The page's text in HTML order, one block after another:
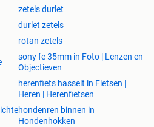
zetels durlet
durlet zetels
rotan zetels
sony fe 35mm in Foto | Lenzen en
Objectieven
herenfiets hasselt in Fietsen |
Heren | Herenfietsen
hondenren binnen in
Hondenhokken